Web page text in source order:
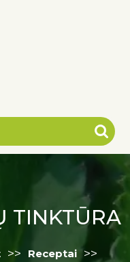
TINKTŪRA
>> Receptai >>